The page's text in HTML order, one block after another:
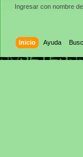
Ingresar con nombre
Inicio Ayuda